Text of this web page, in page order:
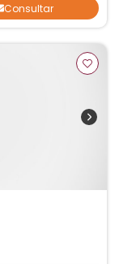
Consultar